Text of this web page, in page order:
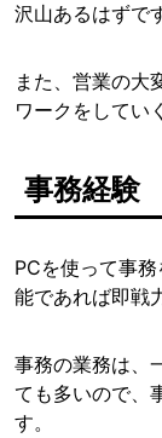
沢山あるはずで
また、営業の大
ワークをしてい
事務経験
PCを使って事
能であれば即戦
事務の業務は、
ても多いので、
す。